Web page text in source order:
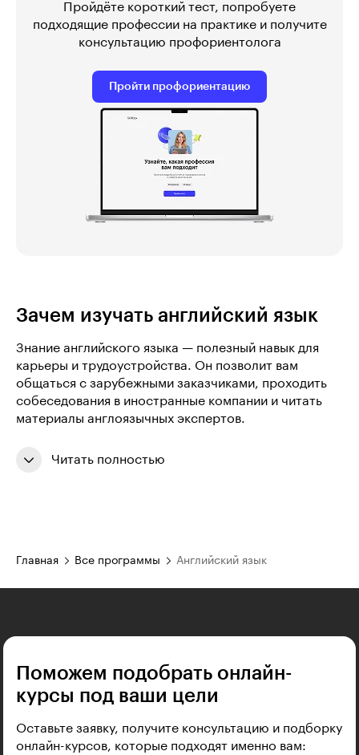
Пройдёте короткий тест, попробуете
подходящие профессии на практике и получите
консультацию профориентолога
Пройти профориентацию
Зачем изучать английский язык
Знание английского языка — полезный навык для
карьеры и трудоустройства. Он позволит вам
общаться с зарубежными заказчиками, проходить
собеседования в иностранные компании и читать
материалы англоязычных экспертов.
Читать полностью
Главная Все программы Английский язык
Поможем подобрать онлайн-
курсы под ваши цели
Оставьте заявку, получите консультацию и подборку
онлайн-курсов, которые подходят именно вам: